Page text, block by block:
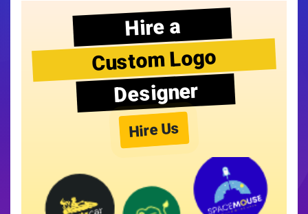
Hire a
Custom Logo
Designer
Hire Us